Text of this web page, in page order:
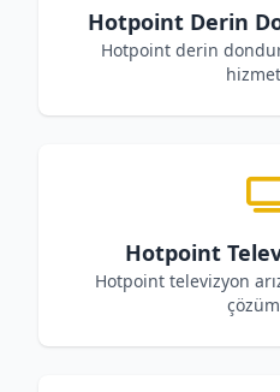
Hotpoint Derin
Hotpoint derin
Hotpoint
Hotpoint televizyon